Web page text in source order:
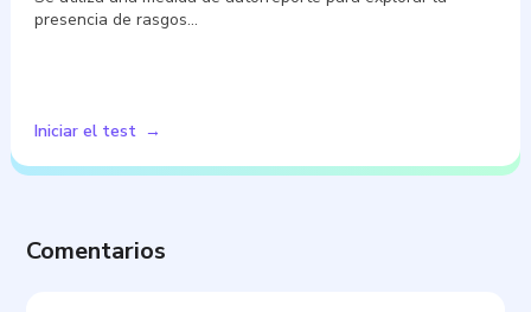
presencia de rasgos…
Iniciar el test
Comentarios